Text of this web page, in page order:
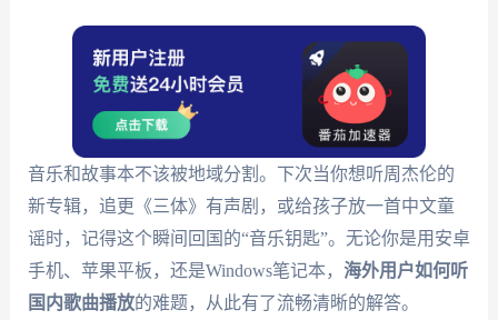
音乐和故事本不该被地域分割。下次当你想听周杰伦的
新专辑，追更《三体》有声剧，或给孩子放一首中文童
谣时，记得这个瞬间回国的“音乐钥匙”。无论你是用安卓
手机、苹果平板，还是Windows笔记本， 海外用户如何听
国内歌曲播放的难题，从此有了流畅清晰的解答。